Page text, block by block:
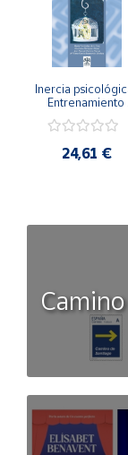
Inercia
Entrenamiento
Igualdad de
24,61 €